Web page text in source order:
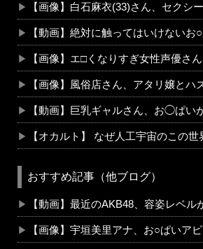
【画像】白石麻衣(33)さん、セクシ
【動画】絶対に触ってはいけない
【画像】エ□くなりすぎ女性声優さ
【画像】風俗店さん、アタリ嬢と
【動画】巨乳ギャルさん、お◯ぱい
【オカルト】 なぜ人工宇宙のこの
おすすめ記事（他ブログ）
【動画】最近のAKB48、容姿レベル
【画像】宇垣美里アナ、お○ぱいア